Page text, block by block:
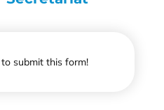
submit this form!